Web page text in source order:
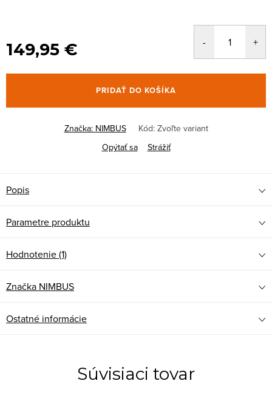
149,95 €
PRIDAŤ DO KOŠÍKA
Značka: NIMBUS Kód: Zvoľte variant
Opýtať sa
Strážiť
Popis
Parametre produktu
Hodnotenie (1)
Značka NIMBUS
Ostatné informácie
Súvisiaci tovar